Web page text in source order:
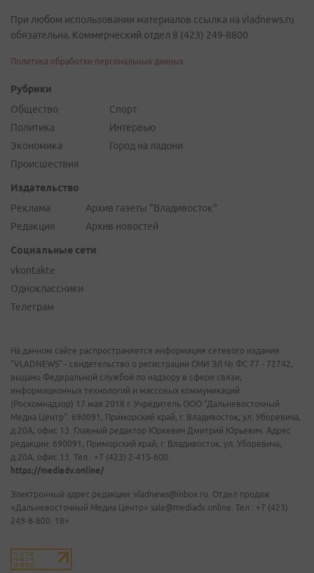
При любом использовании материалов ссылка на vladnews.ru
обязательна. Коммерческий отдел 8 (423) 249-8800
Политика обработки персональных данных
Рубрики
Общество
Политика
Экономика
Происшествия
Спорт
Интервью
Город на ладони
Издательство
Реклама
Редакция
Архив газеты "Владивосток"
Архив новостей
Социальные сети
vkontakte
Одноклассники
Телеграм
На данном сайте распространяется информация сетевого издания
"VLADNEWS" - свидетельство о регистрации СМИ ЭЛ № ФС 77 - 72742,
выдано Федеральной службой по надзору в сфере связи,
информационных технологий и массовых коммуникаций
(Роскомнадзор) 17 мая 2018 г. Учредитель ООО "Дальневосточный
Медиа Центр". 690091, Приморский край, г. Владивосток, ул. Уборевича,
д.20А, офис 13. Главный редактор Юркевич Дмитрий Юрьевич. Адрес
редакции: 690091, Приморский край, г. Владивосток, ул. Уборевича,
д.20А, офис 13. Тел.: +7 (423) 2-415-600.
https://mediadv.online/
Электронный адрес редакции: vladnews@inbox.ru. Отдел продаж
«Дальневосточный Медиа Центр» sale@mediadv.online. Тел.: +7 (423)
249-8-800. 18+